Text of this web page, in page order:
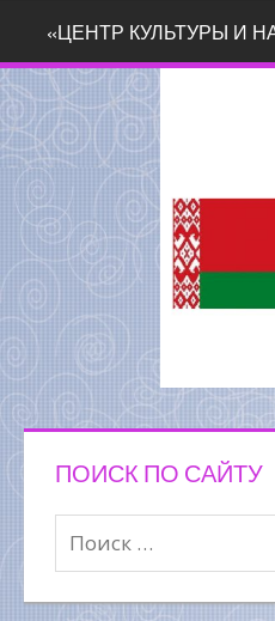
содержимому
«ЦЕНТР КУЛЬТУРЫ И
ПОИСК ПО САЙТУ